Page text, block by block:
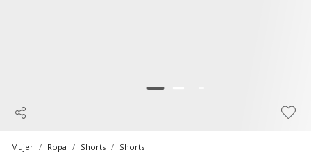
Mujer Ropa Shorts Shorts